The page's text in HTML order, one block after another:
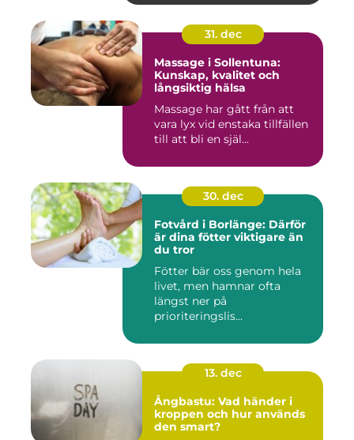
31. dec
Massage i Sollentuna:
Kunskap, kvalitet och
långsiktig hälsa
Massage har gått från att
vara lyx vid enstaka tillfällen
till att bli en själ...
30. dec
Fotvård i Borlänge: Därför
är dina fötter viktigare än
du tror
Fötter bär oss genom hela
livet, men hamnar ofta
längst ner på
prioriteringslis...
13. dec
Ångbastu: Vad händer i
kroppen och hur används
den smart?